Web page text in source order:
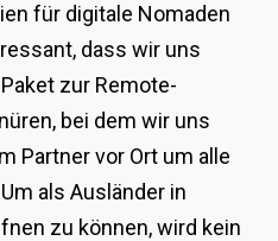
für digitale Nomaden
dass wir uns
zur Remote-
bei dem wir uns
Partner vor Ort um alle
als Ausländer in
zu können, wird kein